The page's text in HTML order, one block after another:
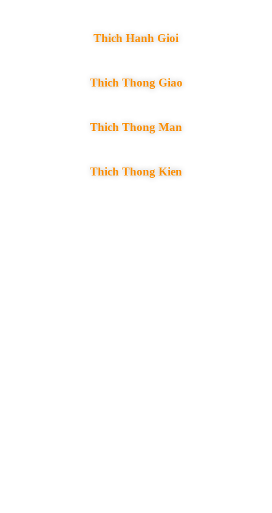
Thich Hanh Gioi
Thich Thong Giao
Thich Thong Man
Thich Thong Kien